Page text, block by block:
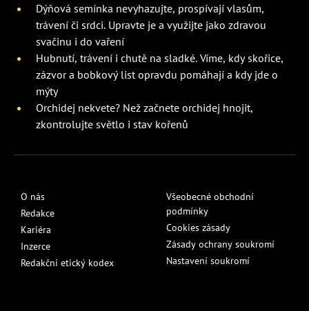
Dýňová semínka nevyhazujte, prospívají vlasům,
trávení či srdci. Upravte je a využijte jako zdravou
svačinu i do vaření
Hubnutí, trávení i chutě na sladké. Víme, kdy skořice,
zázvor a bobkový list opravdu pomáhají a kdy jde o
mýty
Orchidej nekvete? Než začnete orchidej hnojit,
zkontrolujte světlo i stav kořenů
O nás
Redakce
Kariéra
Inzerce
Redakční etický kodex
Všeobecné obchodní
podmínky
Cookies zásady
Zásady ochrany soukromí
Nastavení soukromí